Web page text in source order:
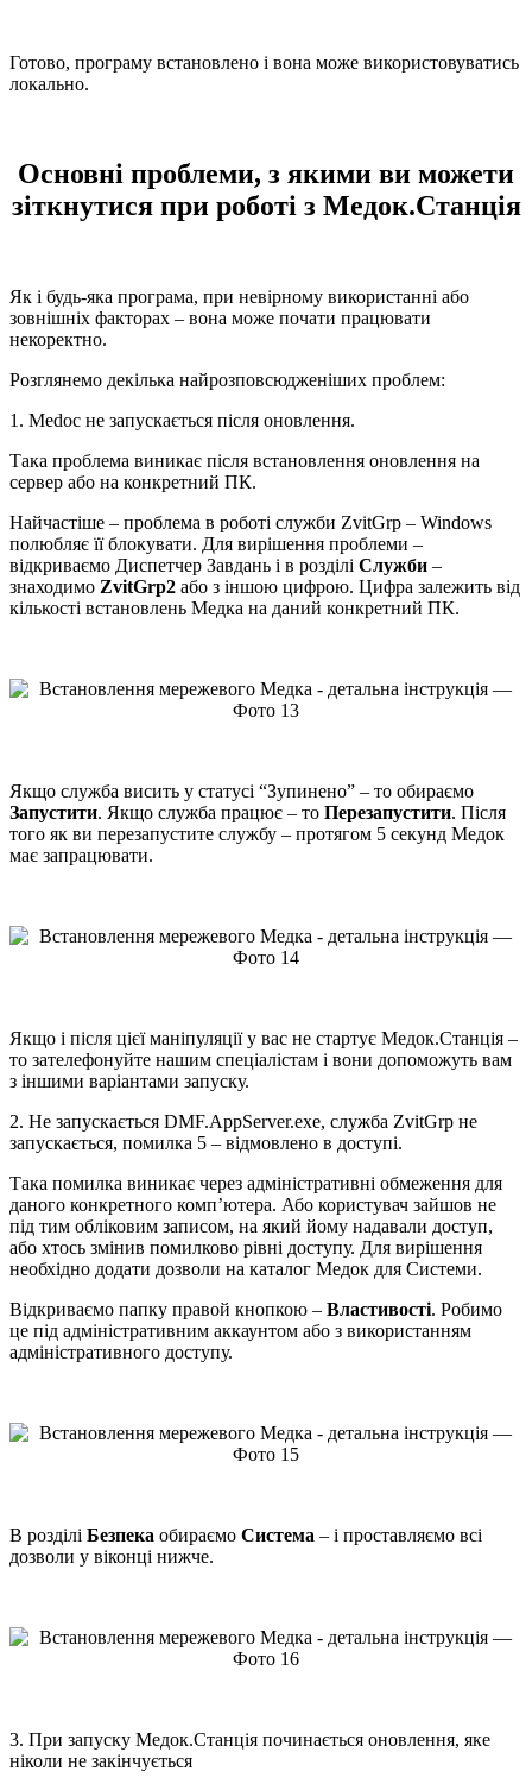
Готово, програму встановлено і вона може використовуватись
локально.
Основні проблеми, з якими ви можети
зіткнутися при роботі з Медок.Станція
Як і будь-яка програма, при невірному використанні або
зовнішніх факторах – вона може почати працювати
некоректно.
Розглянемо декілька найрозповсюдженіших проблем:
1. Medoc не запускається після оновлення.
Така проблема виникає після встановлення оновлення на
сервер або на конкретний ПК.
Найчастіше – проблема в роботі служби ZvitGrp – Windows
полюбляє її блокувати. Для вирішення проблеми –
відкриваємо Диспетчер Завдань і в розділі Служби –
знаходимо ZvitGrp2 або з іншою цифрою. Цифра залежить від
кількості встановлень Медка на даний конкретний ПК.
Якщо служба висить у статусі “Зупинено” – то обираємо
Запустити. Якщо служба працює – то Перезапустити. Після
того як ви перезапустите службу – протягом 5 секунд Медок
має запрацювати.
Якщо і після цієї маніпуляції у вас не стартує Медок.Станція –
то зателефонуйте нашим спеціалістам і вони допоможуть вам
з іншими варіантами запуску.
2. Не запускається DMF.AppServer.exe, служба ZvitGrp не
запускається, помилка 5 – відмовлено в доступі.
Така помилка виникає через адміністративні обмеження для
даного конкретного комп’ютера. Або користувач зайшов не
під тим обліковим записом, на який йому надавали доступ,
або хтось змінив помилково рівні доступу. Для вирішення
необхідно додати дозволи на каталог Медок для Системи.
Відкриваємо папку правой кнопкою – Властивості. Робимо
це під адміністративним аккаунтом або з використанням
адміністративного доступу.
В розділі Безпека обираємо Система – і проставляємо всі
дозволи у віконці нижче.
3. При запуску Медок.Станція починається оновлення, яке
ніколи не закінчується